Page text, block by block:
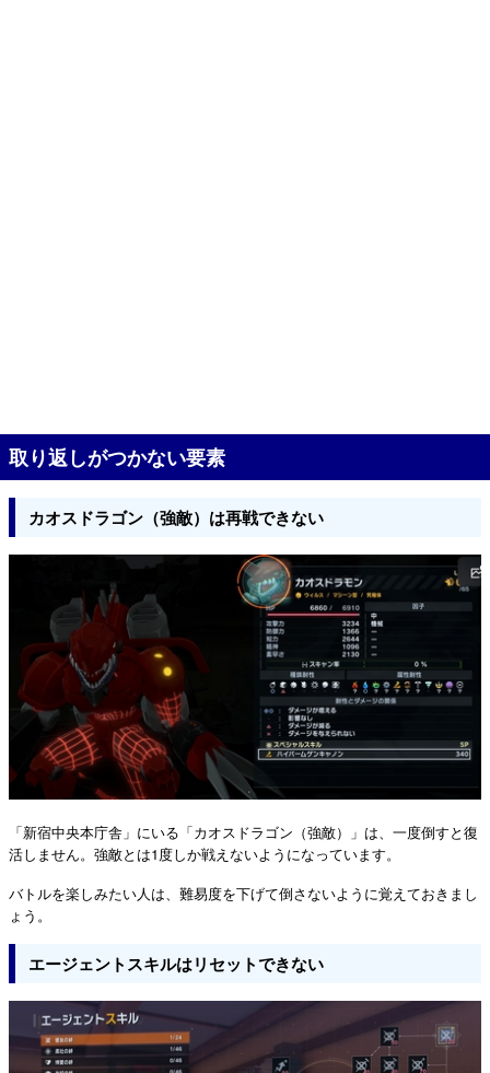
取り返しがつかない要素
カオスドラゴン（強敵）は再戦できない
「新宿中央本庁舎」にいる「カオスドラゴン（強敵）」は、一度倒すと復
活しません。強敵とは1度しか戦えないようになっています。
バトルを楽しみたい人は、難易度を下げて倒さないように覚えておきまし
ょう。
エージェントスキルはリセットできない